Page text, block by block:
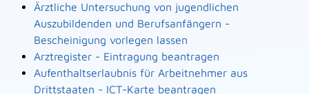
Ärztliche Untersuchung von jugendlichen
Auszubildenden und Berufsanfängern -
Bescheinigung vorlegen lassen
Arztregister - Eintragung beantragen
Aufenthaltserlaubnis für Arbeitnehmer aus
Drittstaaten - ICT-Karte beantragen